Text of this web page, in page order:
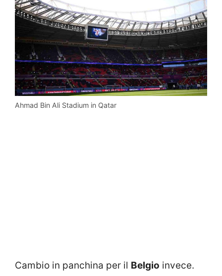
Ahmad Bin Ali Stadium in Qatar
Cambio in panchina per il Belgio invece.